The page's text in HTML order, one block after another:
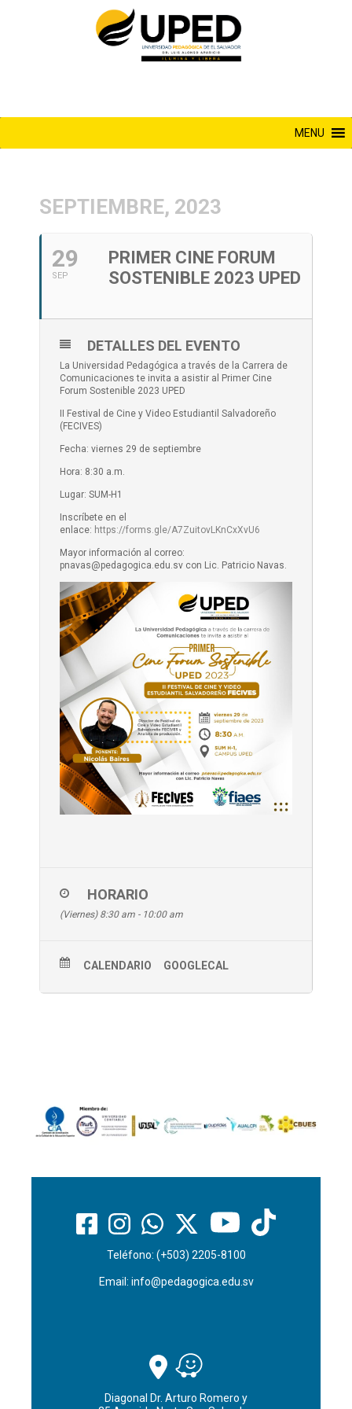
MENU
SEPTIEMBRE, 2023
29
SEP
PRIMER CINE FORUM
SOSTENIBLE 2023 UPED
DETALLES DEL EVENTO
La Universidad Pedagógica a través de la Carrera de
Comunicaciones te invita a asistir al Primer Cine
Forum Sostenible 2023 UPED
II Festival de Cine y Video Estudiantil Salvadoreño
(FECIVES)
Fecha: viernes 29 de septiembre
Hora: 8:30 a.m.
Lugar: SUM-H1
Inscríbete en el
enlace: https://forms.gle/A7ZuitovLKnCxXvU6
Mayor información al correo:
pnavas@pedagogica.edu.sv con Lic. Patricio Navas.
HORARIO
(Viernes) 8:30 am - 10:00 am
CALENDARIO GOOGLECAL
Teléfono: (+503) 2205-8100
Email: info@pedagogica.edu.sv
Diagonal Dr. Arturo Romero y